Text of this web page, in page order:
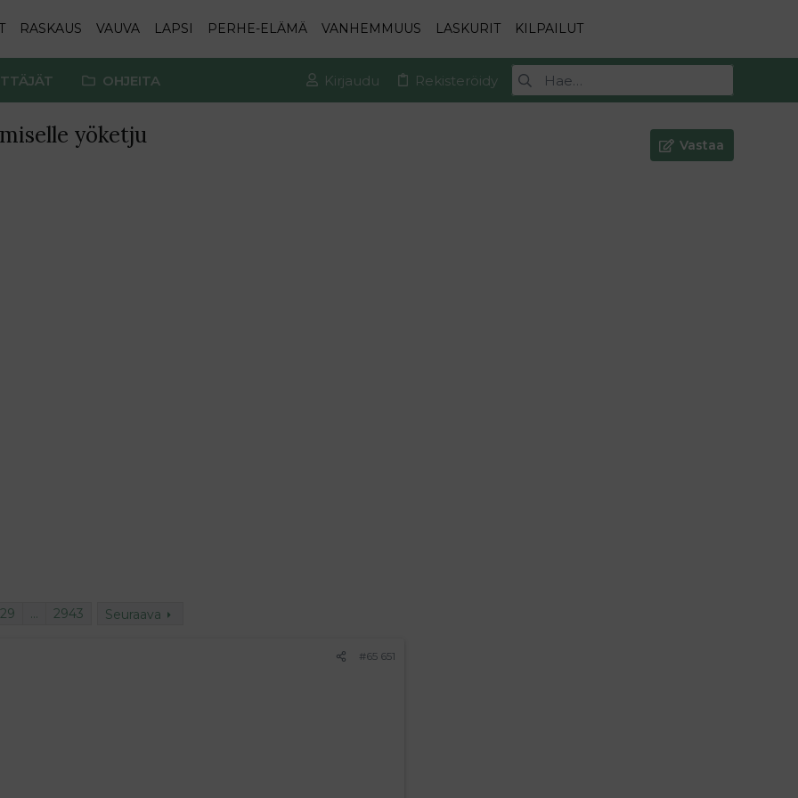
RASKAUS VAUVA LAPSI PERHE-ELÄMÄ VANHEMMUUS LASKURIT KILPAILUT
OHJEITA Kirjaudu Rekisteröidy
yöketju Vastaa
… 2943 Seuraava
#65 651